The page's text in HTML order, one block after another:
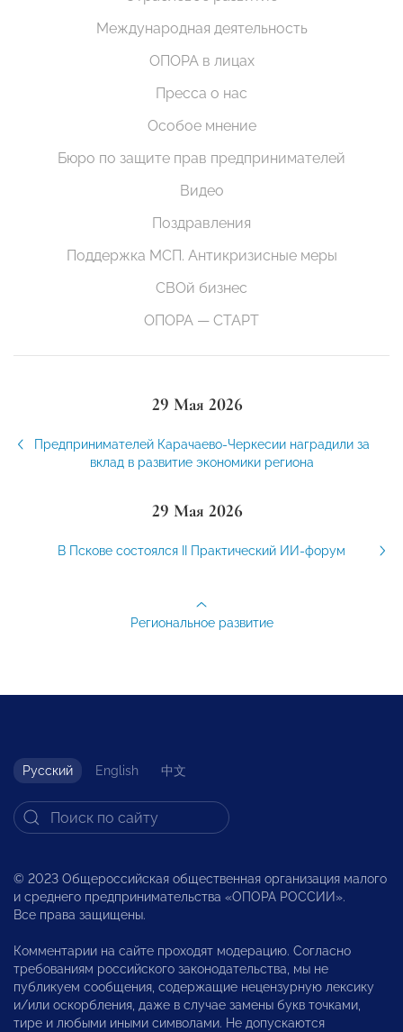
Международная деятельность
ОПОРА в лицах
Пресса о нас
Особое мнение
Бюро по защите прав предпринимателей
Видео
Поздравления
Поддержка МСП. Антикризисные меры
СВОй бизнес
ОПОРА — СТАРТ
29 Мая 2026
Предпринимателей Карачаево-Черкесии наградили за
вклад в развитие экономики региона
29 Мая 2026
В Пскове состоялся II Практический ИИ-форум
Региональное развитие
Русский English 中文
© 2023 Общероссийская общественная организация малого
и среднего предпринимательства «ОПОРА РОССИИ».
Все права защищены.
Комментарии на сайте проходят модерацию. Согласно
требованиям российского законодательства, мы не
публикуем сообщения, содержащие нецензурную лексику
и/или оскорбления, даже в случае замены букв точками,
тире и любыми иными символами. Не допускаются